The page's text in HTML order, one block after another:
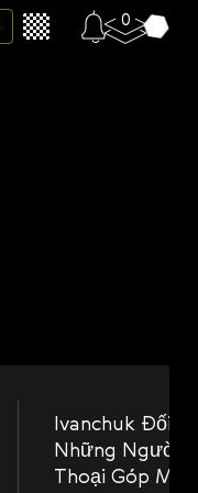
0
Ivanchuk Đối
Những Người
Thoại Góp